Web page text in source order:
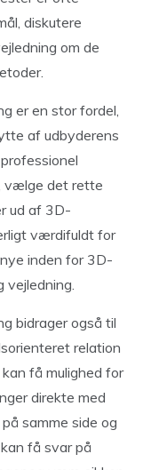
diskutere
om de
er en stor fordel,
af udbyderens
vælge det rette
ud af 3D-
værdifuldt for
inden for 3D-
vejledning.
bidrager også til
relation
få mulighed for
direkte med
samme side og
få svar på